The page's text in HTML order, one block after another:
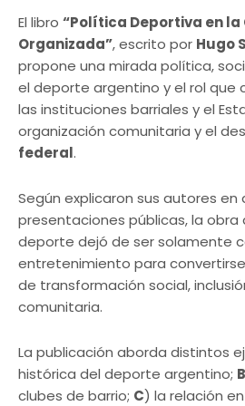
El libro “Política Deportiva en
Organizada”, escrito por Hugo
propone una mirada política,
el deporte argentino y el rol que
las instituciones barriales y el
organización comunitaria y el
federal.
Según explicaron sus autores en
presentaciones públicas, la obra
deporte dejó de ser solamente
entretenimiento para
de transformación social,
comunitaria.
La publicación aborda distintos
histórica del deporte argentino; B
clubes de barrio; C) la relación